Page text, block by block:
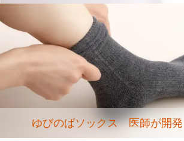
ゆびのばソックス 医師が開